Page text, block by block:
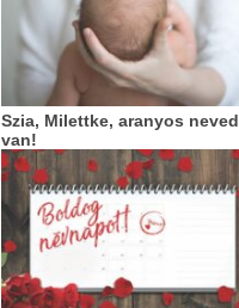
Szia, Milettke, aranyos neved
van!